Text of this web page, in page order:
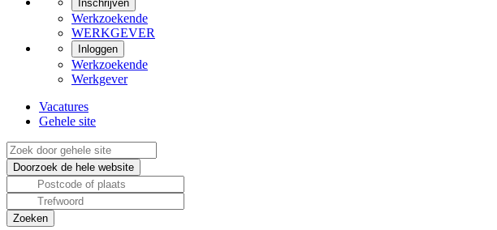
Inschrijven
Werkzoekende
WERKGEVER
Inloggen
Werkzoekende
Werkgever
Vacatures
Gehele site